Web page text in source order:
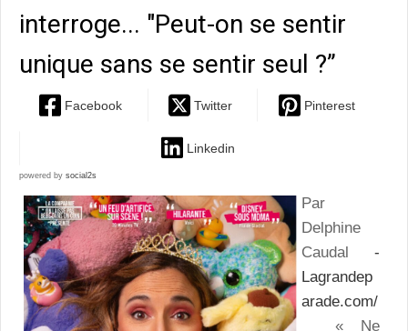
interroge... "Peut-on se sentir
unique sans se sentir seul ?”
Facebook Twitter Pinterest
Linkedin
powered by social2s
Par
Delphine
Caudal -
Lagrandep
arade.com/
« Ne